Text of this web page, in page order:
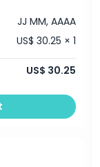
JJ MM, AAAA
US$ 30.25 × 1
US$ 30.25